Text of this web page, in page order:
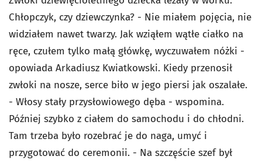
Chłopczyk, czy dziewczynka? - Nie miałem pojęcia, nie
widziałem nawet twarzy. Jak wziąłem wątłe ciałko na
ręce, czułem tylko małą główkę, wyczuwałem nóżki -
opowiada Arkadiusz Kwiatkowski. Kiedy przenosił
zwłoki na nosze, serce biło w jego piersi jak oszalałe.
- Włosy stały przysłowiowego dęba - wspomina.
Później szybko z ciałem do samochodu i do chłodni.
Tam trzeba było rozebrać je do naga, umyć i
przygotować do ceremonii. - Na szczęście szef był